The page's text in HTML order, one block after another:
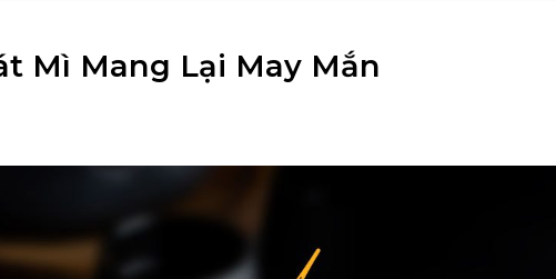
Mì Mang Lại May Mắn